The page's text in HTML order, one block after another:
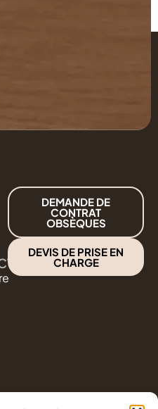
DEMANDE DE
CONTRAT
OBSÈQUES
DEVIS DE PRISE EN
CHARGE